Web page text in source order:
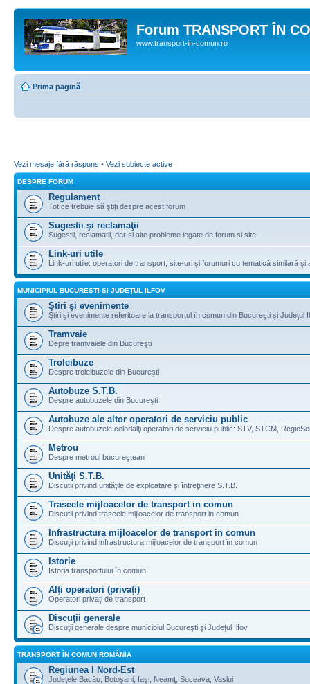
Forum TRANSPORT ÎN
www.transport-in-comun.ro
Prima pagină
Vezi mesaje fără răspuns • Vezi subiecte active
DESPRE FORUM
Regulament
Tot ce trebuie să ştiţi despre acest forum
Sugestii şi reclamaţii
Sugestii, reclamatii, dar si alte probleme legate de forum si site.
Link-uri utile
Link-uri utile: operatori de transport, site-uri şi forumuri cu tematică similară şi
MUNICIPIUL BUCUREŞTI ŞI JUDEŢUL ILFOV
Ştiri şi evenimente
Ştiri şi evenimente referitoare la transportul în comun din Bucureşti şi Judeţul
Tramvaie
Depre tramvaiele din Bucureşti
Troleibuze
Despre troleibuzele din Bucureşti
Autobuze S.T.B.
Despre autobuzele din Bucureşti
Autobuze ale altor operatori de serviciu public
Despre autobuzele celorlalţi operatori de serviciu public: STV, STCM,
Metrou
Despre metroul bucureştean
Unităţi S.T.B.
Discutii privind unităţile de exploatare şi întreţinere S.T.B.
Traseele mijloacelor de transport in comun
Discutii privind traseele mijloacelor de transport in comun
Infrastructura mijloacelor de transport in comun
Discuţii privind infrastructura mijloacelor de transport în comun
Istorie
Istoria transportului în comun
Alţi operatori (privaţi)
Operatori privaţi de transport
Discuţii generale
Discuţii generale despre municipiul Bucureşti şi Judeţul Ilfov
TRANSPORT ÎN COMUN ROMÂNIA
Regiunea I Nord-Est
Judeţele Bacău, Botoşani, Iaşi, Neamţ, Suceava, Vaslui